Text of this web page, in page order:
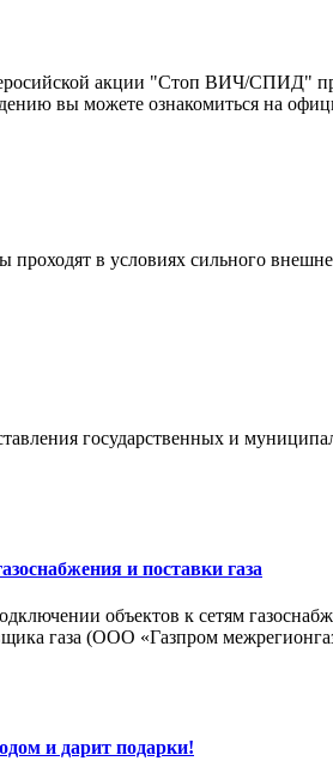
акции "Стоп ВИЧ/
вы можете ознакомиться на
в условиях сильного
государственных и
и поставки газа
объектов к сетям
газа (ООО «Газпром
и дарит подарки!